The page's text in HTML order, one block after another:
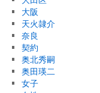
大阪
天火隷介
奈良
契約
奥北秀嗣
奥田瑛二
女子